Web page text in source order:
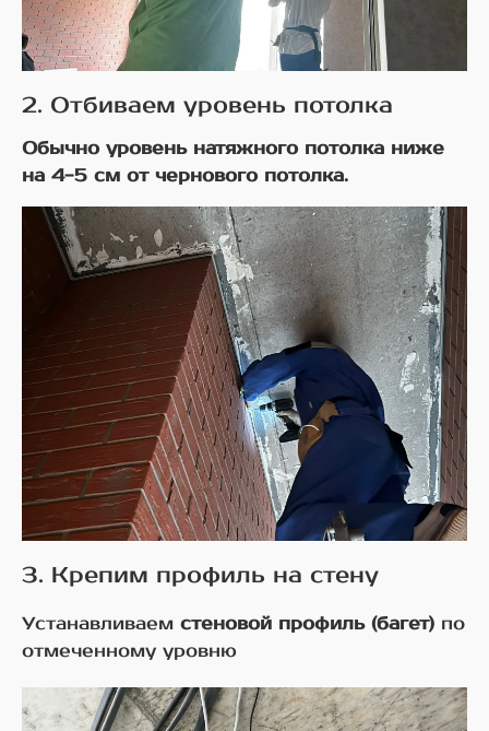
2. Отбиваем уровень потолка
Обычно уровень натяжного потолка ниже
на 4-5 см от чернового потолка.
3. Крепим профиль на стену
Устанавливаем стеновой профиль (багет) по
отмеченному уровню